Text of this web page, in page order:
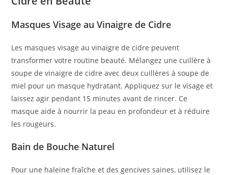
Masques Visage au Vinaigre de Cidre
Les masques visage au vinaigre de cidre peuvent
transformer votre routine beauté. Mélangez une cuillère à
soupe de vinaigre de cidre avec deux cuillères à soupe de
miel pour un masque hydratant. Appliquez sur le visage et
laissez agir pendant 15 minutes avant de rincer. Ce
masque aide à nourrir la peau en profondeur et à réduire
les rougeurs.
Bain de Bouche Naturel
Pour une haleine fraîche et des gencives saines, utilisez le